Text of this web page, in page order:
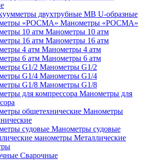
двухтрубные МВ U-образные
Манометры «РОСМА»
Манометры 10 атм
Манометры 16 атм
Манометры 4 атм
Манометры 6 атм
Манометры G1/2
Манометры G1/4
Манометры G1/8
Манометры для
Манометры
Манометры судовые
Металлические
Сварочные